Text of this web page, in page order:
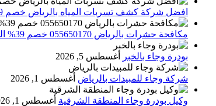
افضل شركة كشف تسربات المياه بالرياض خصم 39% اطلب الان 0556501701‬‏ – تقارير معتمدة
مكافحة حشرات بالرياض 055650170 خصم 39% القضاء التام علي الحشرات والقوارض
بودرة وجاء بالخبر أغسطس 5, 2026
شركة وجاء للمبيدات بالرياض أغسطس 1, 2026
وكيل بودرة وجاء المنطقة الشرقية أغسطس 1, 2026